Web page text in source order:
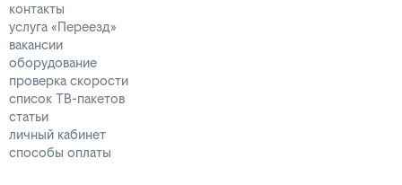
контакты
услуга «Переезд»
вакансии
оборудование
проверка скорости
список ТВ-пакетов
статьи
личный кабинет
способы оплаты